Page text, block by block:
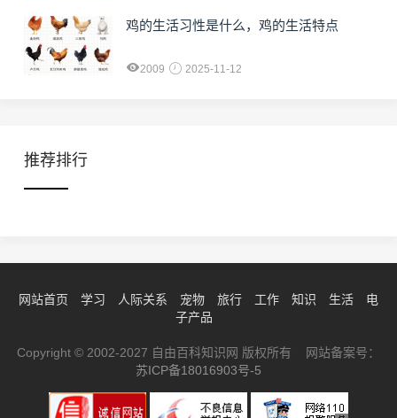
鸡的生活习性是什么，鸡的生活特点
2009 2025-11-12
推荐排行
网站首页 学习 人际关系 宠物 旅行 工作 知识 生活
电
子产品
Copyright © 2002-2027 自由百科知识网 版权所有 网站备案号：
苏ICP备18016903号-5